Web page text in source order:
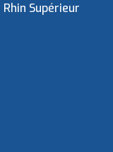
Supérieur